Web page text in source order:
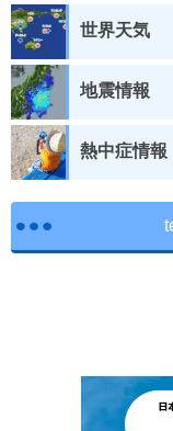
世界天気
地震情報
熱中症情報